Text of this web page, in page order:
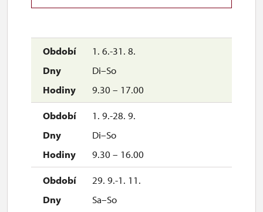
1. 6.-31. 8.
Di–So
9.30 – 17.00
1. 9.-28. 9.
Di–So
9.30 – 16.00
29. 9.-1. 11.
Sa–So